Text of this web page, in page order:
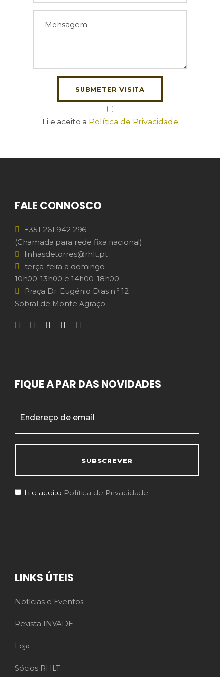
Li e aceito a Política de Privacidade
FALE CONNOSCO
+351 261 942 296
(Chamada para rede fixa nacional)
linhasdetorres@rhlt.pt
terça-feira a domingo
10h00-13h00 e 14h00-18h00
Praça Dr. Eugénio Dias n.º 12
Sobral de Monte Agraço
FIQUE A PAR DAS NOVIDADES
Li e aceito Política de Privacidade
LINKS ÚTEIS
Notícias e Eventos
Revista INVADE
Loja
Sócios RHLT